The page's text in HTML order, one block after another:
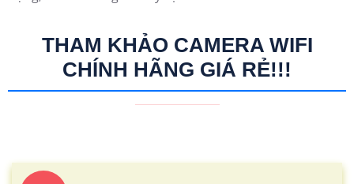
THAM KHẢO CAMERA WIFI
CHÍNH HÃNG GIÁ RẺ!!!